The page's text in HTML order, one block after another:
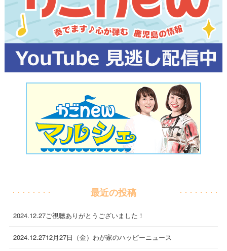
最近の投稿
2024.12.27ご視聴ありがとうございました！
2024.12.2712月27日（金）わが家のハッピーニュース